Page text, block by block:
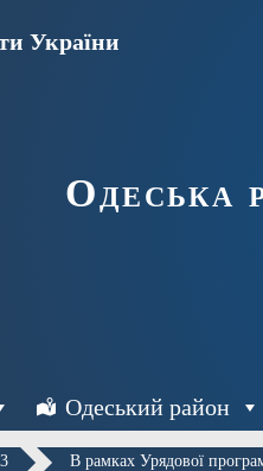
України
Одеська
Одеський район
В рамках Урядової